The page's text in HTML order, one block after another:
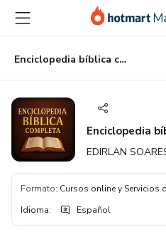
principal
página
de
página
Enciclopedia bíblica completa App
Enciclopedia
EDIRLAN
Formato: Cursos online y Servicios
Idioma: Español